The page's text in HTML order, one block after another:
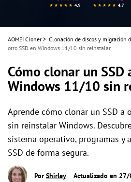
AOMEI Cloner > Clonación de discos y migración
otro SSD en Windows 11/10 sin reinstalar
Cómo clonar un SSD
Windows 11/10 sin
Aprende cómo clonar un SSD a
sin reinstalar Windows.
sistema operativo, programas y
SSD de forma segura.
Por Shirley
Actualizado en